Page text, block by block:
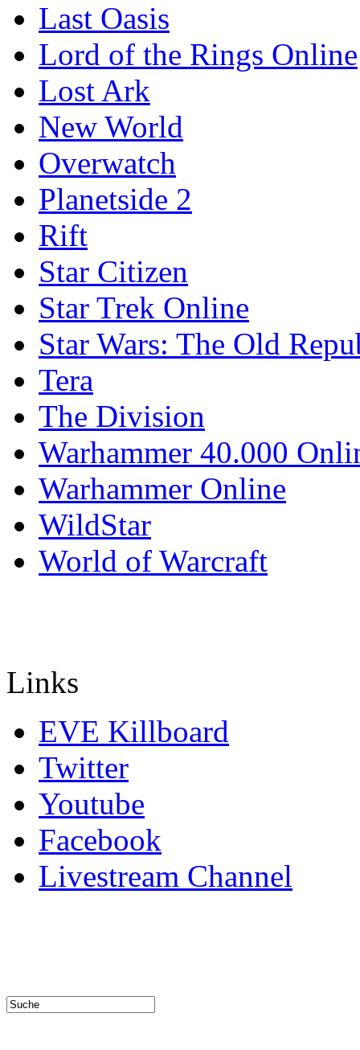
Last Oasis
Lord of the Rings Online
Lost Ark
New World
Overwatch
Planetside 2
Rift
Star Citizen
Star Trek Online
Star Wars: The Old
Tera
The Division
Warhammer 40.000
Warhammer Online
WildStar
World of Warcraft
Links
EVE Killboard
Twitter
Youtube
Facebook
Livestream Channel